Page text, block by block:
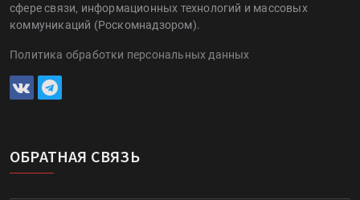
сфере связи, информационных технологий и массовых
коммуникаций (Роскомнадзором).
Политика обработки персональных данных
ОБРАТНАЯ СВЯЗЬ